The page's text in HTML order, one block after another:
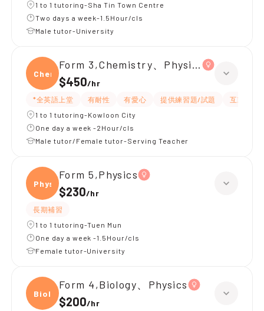
1 to 1 tutoring-Sha Tin Town Centre
Two days a week-1.5Hour/cls
Male tutor-University
Chemi
Form 3,Chemistry、Physics
$450/hr
*全英語上堂 有耐性 有愛心 提供練習題/試題
互動教學
1 to 1 tutoring-Kowloon City
One day a week -2Hour/cls
Male tutor/Female tutor-Serving Teacher
Physi
Form 5,Physics
$230/hr
長期補習
1 to 1 tutoring-Tuen Mun
One day a week -1.5Hour/cls
Female tutor-University
Biolo
Form 4,Biology、Physics
$200/hr